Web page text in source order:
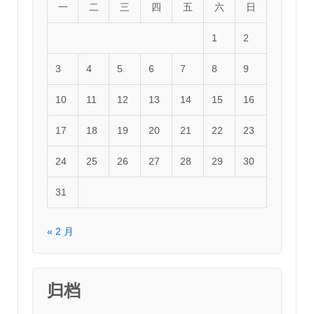
一 二 三 四 五 六 日
1 2
3 4 5 6 7 8 9
10 11 12 13 14 15 16
17 18 19 20 21 22 23
24 25 26 27 28 29 30
31
« 2 月
归档